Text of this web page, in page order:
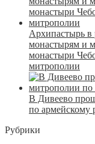
Архипастырь в
монастырям и
монастыри
митрополии
В Дивеево
по
Рубрики